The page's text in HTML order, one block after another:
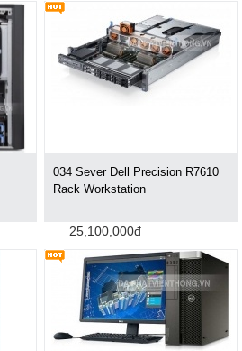
034 Sever Dell Precision R7610
Rack Workstation
25,100,000đ